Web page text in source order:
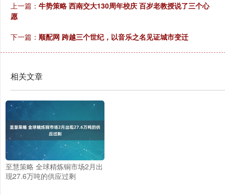
上一篇： 牛势策略 西南交大130周年校庆 百岁老教授说了三个心
愿
下一篇： 顺配网 跨越三个世纪，以音乐之名见证城市变迁
相关文章
至慧策略 全球精炼铜市场2月出
现27.6万吨的供应过剩